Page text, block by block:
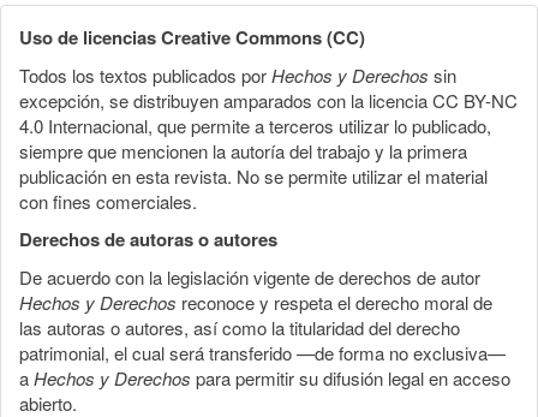
Uso de licencias Creative Commons (CC)
Todos los textos publicados porHechos y Derechos sin
excepción, se distribuyen amparados con la licencia CC BY-NC
4.0 Internacional, que permite a terceros utilizar lo publicado,
siempre que mencionen la autoría del trabajo y la primera
publicación en esta revista. No se permite utilizar el material
con fines comerciales.
Derechos de autoras o autores
De acuerdo con la legislación vigente de derechos de autor
Hechos y Derechos reconoce y respeta el derecho moral de
las autoras o autores, así como la titularidad del derecho
patrimonial, el cual será transferido —de forma no exclusiva—
aHechos y Derechos para permitir su difusión legal en acceso
abierto.